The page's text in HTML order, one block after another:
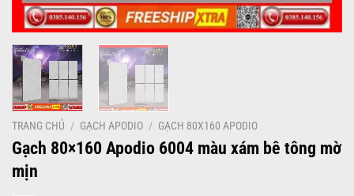
TRANG CHỦ / GẠCH APODIO / GẠCH 80X160 APODIO
Gạch 80×160 Apodio 6004 màu xám bê tông mờ
mịn